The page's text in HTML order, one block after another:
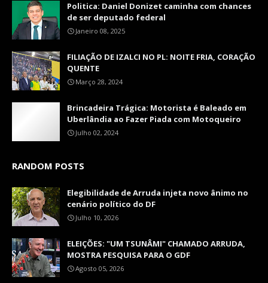
Politica: Daniel Donizet caminha com chances
de ser deputado federal
Janeiro 08, 2025
FILIAÇÃO DE IZALCI NO PL: NOITE FRIA, CORAÇÃO
QUENTE
Março 28, 2024
Brincadeira Trágica: Motorista é Baleado em
Uberlândia ao Fazer Piada com Motoqueiro
Julho 02, 2024
RANDOM POSTS
Elegibilidade de Arruda injeta novo ânimo no
cenário político do DF
Julho 10, 2026
ELEIÇÕES: "UM TSUNÂMI" CHAMADO ARRUDA,
MOSTRA PESQUISA PARA O GDF
Agosto 05, 2026